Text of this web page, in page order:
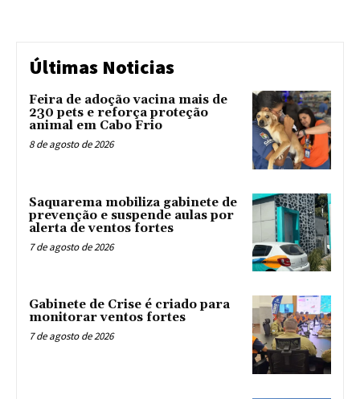
Últimas Noticias
Feira de adoção vacina mais de
230 pets e reforça proteção
animal em Cabo Frio
8 de agosto de 2026
Saquarema mobiliza gabinete de
prevenção e suspende aulas por
alerta de ventos fortes
7 de agosto de 2026
Gabinete de Crise é criado para
monitorar ventos fortes
7 de agosto de 2026